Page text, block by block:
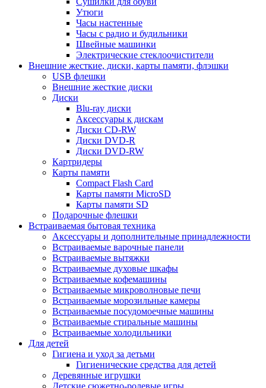
Утюги
Часы настенные
Часы с радио и будильники
Швейные машинки
Электрические стеклоочистители
Внешние жесткие, диски, карты памяти, флэшки
USB флешки
Внешние жесткие диски
Диски
Blu-ray диски
Аксессуары к дискам
Диски CD-RW
Диски DVD-R
Диски DVD-RW
Картридеры
Карты памяти
Compact Flash Card
Карты памяти MicroSD
Карты памяти SD
Подарочные флешки
Встраиваемая бытовая техника
Аксессуары и дополнительные принадлежности
Встраиваемые варочные панели
Встраиваемые вытяжки
Встраиваемые духовые шкафы
Встраиваемые кофемашины
Встраиваемые микроволновые печи
Встраиваемые морозильные камеры
Встраиваемые посудомоечные машины
Встраиваемые стиральные машины
Встраиваемые холодильники
Для детей
Гигиена и уход за детьми
Гигиенические средства для детей
Деревянные игрушки
Детские сюжетно-ролевые игры